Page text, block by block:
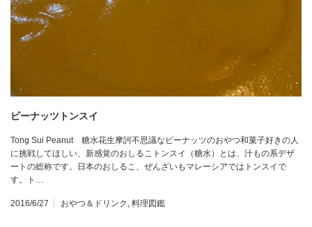
ピーナッツトンスイ
Tong Sui Peanut 糖水花生摩訶不思議なピーナッツのおやつ和菓子好きの人
に挑戦してほしい、新感覚のおしるこトンスイ（糖水）とは、汁もの系デザ
ートの総称です。日本のおしるこ、ぜんざいもマレーシアではトンスイで
す。ト…
2016/6/27 おやつ＆ドリンク , 料理図鑑